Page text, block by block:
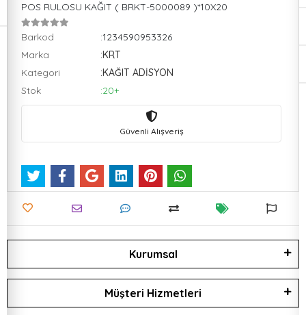
POS RULOSU KAĞIT ( BRKT-5000089 )*10X20
Barkod
:1234590953326
Marka
:KRT
Kategori
:KAĞIT ADİSYON
Stok
:20+
Güvenli Alışveriş
Kurumsal
Müşteri Hizmetleri